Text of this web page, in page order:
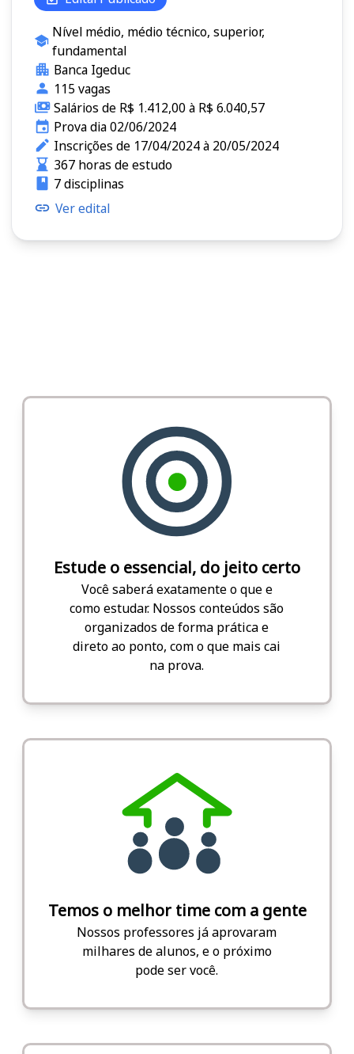
Nível médio, médio técnico, superior,
fundamental
Banca Igeduc
115 vagas
Salários de R$ 1.412,00 à R$ 6.040,57
Prova dia 02/06/2024
Inscrições de 17/04/2024 à 20/05/2024
367 horas de estudo
7 disciplinas
Ver edital
Estude o essencial, do jeito certo
Você saberá exatamente o que e
como estudar. Nossos conteúdos são
organizados de forma prática e
direto ao ponto, com o que mais cai
na prova.
Temos o melhor time com a gente
Nossos professores já aprovaram
milhares de alunos, e o próximo
pode ser você.